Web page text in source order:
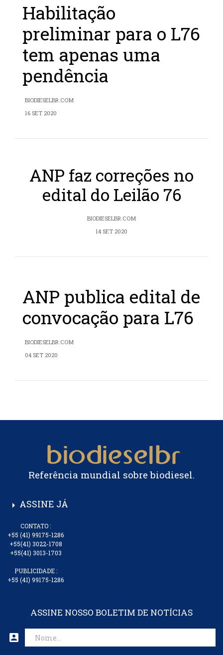
Habilitação
preliminar para o L76
tem apenas uma
pendência
BIODIESELBR.COM
16 SET 2020
ANP faz correções no
edital do Leilão 76
BIODIESELBR.COM
14 SET 2020
ANP publica edital de
convocação para L76
BIODIESELBR.COM
04 SET 2020
Referência mundial sobre biodiesel.
arrow_right ASSINE JÁ
CONTATO :
+55 (41) 99175-1286
+55(41) 3022-1708
+55(41) 3013-1703
PUBLICIDADE :
+55 (41) 99175-1286
ASSINE NOSSO BOLETIM DE NOTÍCIAS
account_box